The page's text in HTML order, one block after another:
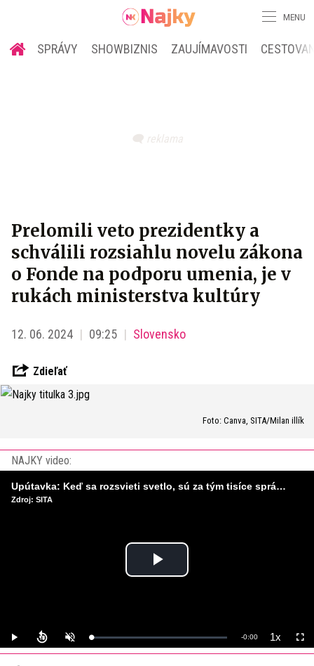
MENU
SPRÁVY SHOWBIZNIS ZAUJÍMAVOSTI
Prelomili veto prezidentky a
schválili rozsiahlu novelu zákona
o Fonde na podporu umenia, je v
rukách ministerstva kultúry
12. 06. 2024 09:25 Slovensko
Zdieľať
Foto: Canva, SITA/Milan illík
NAJKY video:
Play
Play UnmuteLoaded:
0%
Remaining
-0:00 1xPlayback
Rate
Upútavka: Keď sa rozsvieti svetlo, sú za tým tisíce správnych rozhodnutí. Ako vzniká infraštruktúra, ktorú nevnímame?
Zdroj: SITA